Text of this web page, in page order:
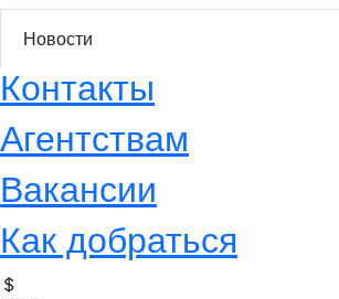
Новости
Контакты
Агентствам
Вакансии
Как добраться